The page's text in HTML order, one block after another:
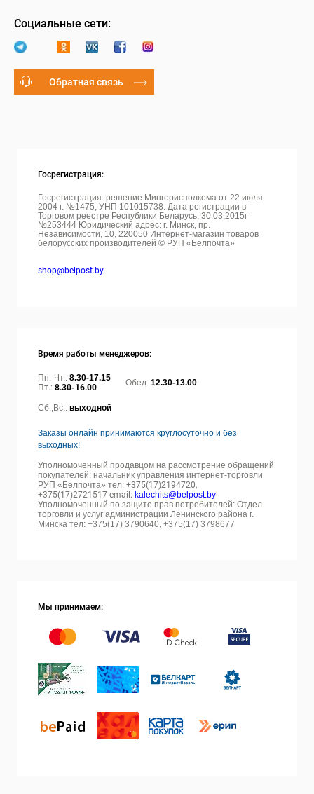
Социальные сети:
Обратная связь
Госрегистрация:
Госрегистрация: решение Мингорисполкома от 22 июля
2004 г. №1475, УНП 101015738. Дата регистрации в
Торговом реестре Республики Беларусь: 30.03.2015г
№253444 Юридический адрес: г. Минск, пр.
Независимости, 10, 220050 Интернет-магазин товаров
белорусских производителей © РУП «Белпочта»
shop@belpost.by
Время работы менеджеров:
Пн.-Чт.: 8.30-17.15
Пт.: 8.30-16.00 Обед: 12.30-13.00
Сб.,Вс.: выходной
Заказы онлайн принимаются круглосуточно и без
выходных!
Уполномоченный продавцом на рассмотрение обращений
покупателей: начальник управления интернет-торговли
РУП «Белпочта» тел: +375(17)2194720,
+375(17)2721517 email: kalechits@belpost.by
Уполномоченный по защите прав потребителей: Отдел
торговли и услуг администрации Ленинского района г.
Минска тел: +375(17) 3790640, +375(17) 3798677
Мы принимаем: